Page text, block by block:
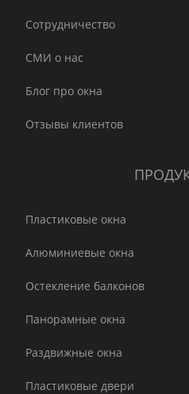
Сотрудничество
СМИ о нас
Блог про окна
Отзывы клиентов
Пластиковые окна
Алюминиевые окна
Остекление балконов
Панорамные окна
Раздвижные окна
Пластиковые двери